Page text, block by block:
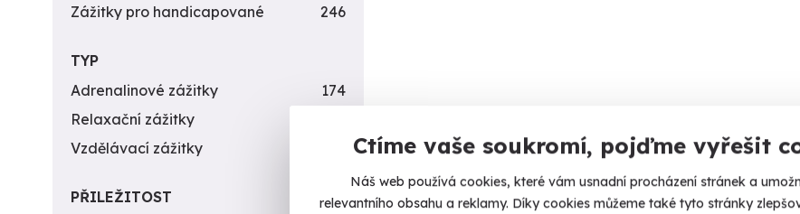
Ctíme vaše soukromí, pojďme vyřešit
Náš web používá cookies, které vám usnadní procházení stránek a
relevantního obsahu a reklamy. Díky cookies můžeme také tyto stránky
Zážitky pro handicapované
246
TYP
Adrenalinové zážitky
174
Relaxační zážitky
Vzdělávací zážitky
PŘILEŽITOST